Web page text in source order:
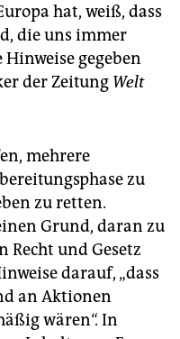
hat, weiß, dass
die uns immer
gegeben
der Zeitung Welt
mehrere
zu
zu retten.
Grund, daran zu
Recht und Gesetz
darauf, „dass
an Aktionen
wären“. In